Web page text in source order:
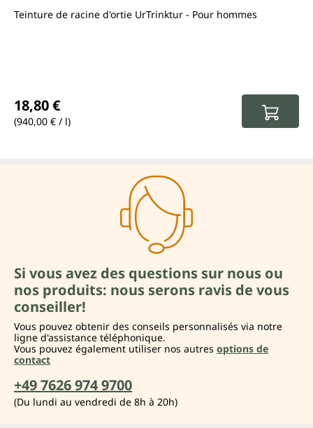
Teinture de racine d'ortie UrTrinktur - Pour hommes
18,80 €
(940,00 € / l)
Si vous avez des questions sur nous ou
nos produits: nous serons ravis de vous
conseiller!
Vous pouvez obtenir des conseils personnalisés via notre
ligne d'assistance téléphonique.
Vous pouvez également utiliser nos autres options de
contact
+49 7626 974 9700
(Du lundi au vendredi de 8h à 20h)